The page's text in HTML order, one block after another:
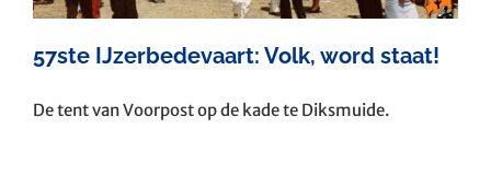
57ste IJzerbedevaart: Volk, word staat!
De tent van Voorpost op de kade te Diksmuide.